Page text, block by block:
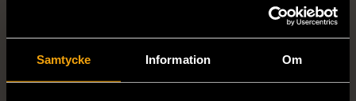
Samtycke Information Om